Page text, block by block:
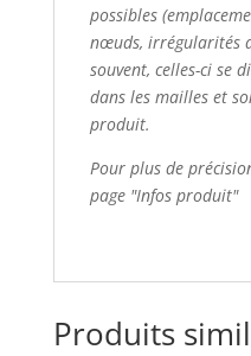
possibles
nœuds, irrégularités
souvent, celles-ci se
dans les mailles et
produit.
Pour plus de
page "Infos produit"
Produits